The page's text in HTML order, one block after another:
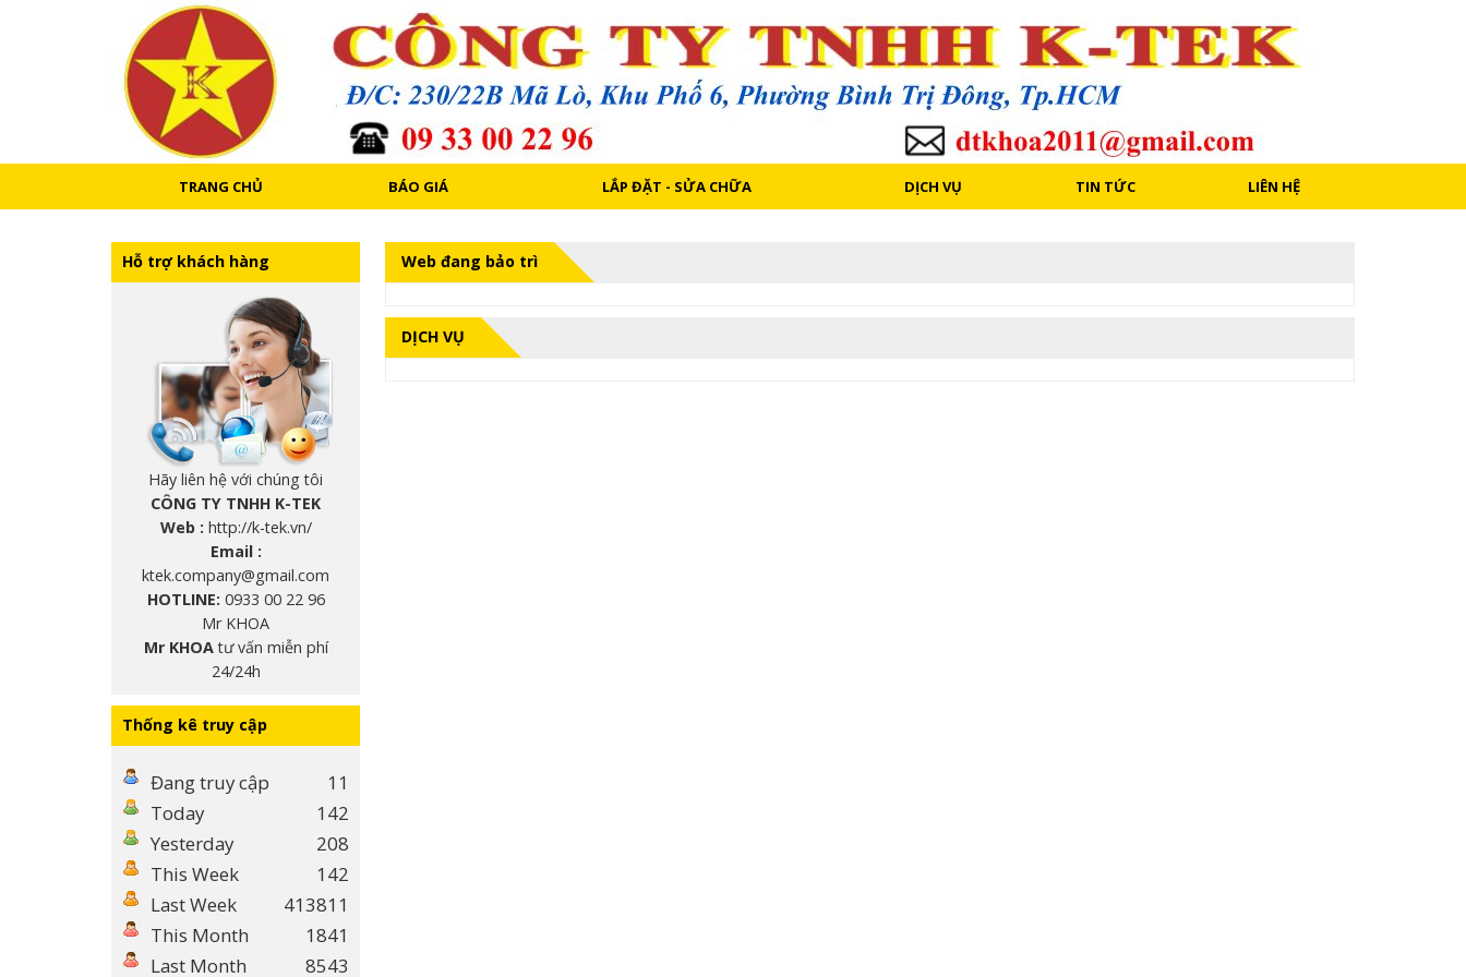
TRANG CHỦ BÁO GIÁ LẮP ĐẶT - SỬA CHỮA DỊCH VỤ TIN TỨC LIÊN HỆ
Web đang bảo trì
DỊCH VỤ
Hỗ trợ khách hàng
Hãy liên hệ với chúng tôi
CÔNG TY TNHH K-TEK
Web : http://k-tek.vn/
Email :
ktek.company@gmail.com
HOTLINE: 0933 00 22 96
Mr KHOA
Mr KHOAtư vấn miễn phí
24/24h
Thống kê truy cập
Đang truy cập
11
Today
142
Yesterday
208
This Week
142
Last Week
413811
This Month
1841
Last Month
8543